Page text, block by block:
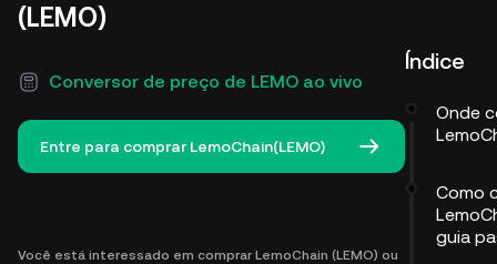
(LEMO)
Conversor de preço de LEMO ao vivo
Entre para comprar LemoChain(LEMO)
Você está interessado em comprar LemoChain (LEMO) ou
Índice
Onde
Como
guia